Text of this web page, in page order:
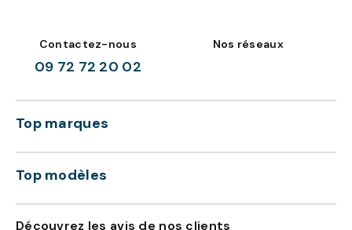
Contactez-nous
09 72 72 20 02
Nos réseaux
Top marques
Top modèles
Découvrez les avis de nos clients